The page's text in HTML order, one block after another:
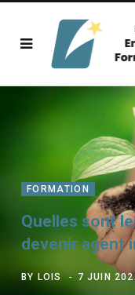
FORMATION
Quelles sont
devenir agent
BY LOIS 7 JUIN